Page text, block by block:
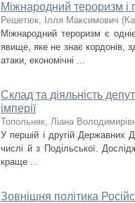
Міжнародний тероризм і
Решетюк, Ілля Максимович (
Міжнародний тероризм є
явище, яке не знає кордонів,
атаки, економічні ...
Склад та діяльність
імперії
Топольняк, Ліана
У першій і другій Державних
числі й з Подільської.
краще ...
Зовнішня політика